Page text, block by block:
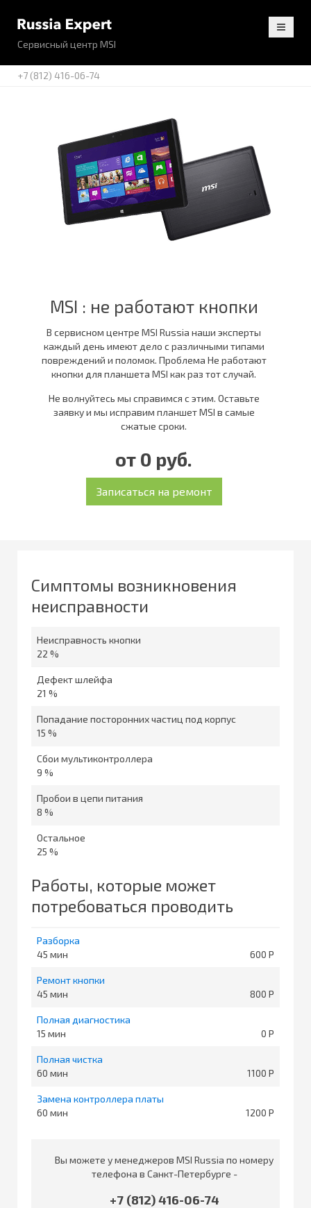
Сервисный центр MSI
+7 (812) 416-06-74
MSI : не работают кнопки
В сервисном центре MSI Russia наши эксперты
каждый день имеют дело с различными типами
повреждений и поломок. Проблема Не работают
кнопки для планшета MSI как раз тот случай.
Не волнуйтесь мы справимся с этим. Оставьте
заявку и мы исправим планшет MSI в самые
сжатые сроки.
от 0 руб.
Симптомы возникновения
неисправности
Неисправность кнопки
22 %
Дефект шлейфа
21 %
Попадание посторонних частиц под корпус
15 %
Сбои мультиконтроллера
9 %
Пробои в цепи питания
8 %
Остальное
25 %
Работы, которые может
потребоваться проводить
Разборка
45
600
Ремонт кнопки
45
800
Полная диагностика
15
0
Полная чистка
60
1100
Замена контроллера платы
60
1200
Вы можете у менеджеров MSI Russia по номеру
телефона в Санкт-Петербурге -
+7 (812) 416-06-74